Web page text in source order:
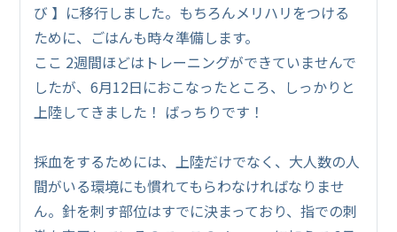
び 】に移行しました。もちろんメリハリをつける
ために、ごはんも時々準備します。
ここ 2週間ほどはトレーニングができていませんで
したが、6月12日におこなったところ、しっかりと
上陸してきました！ ばっちりです！
採血をするためには、上陸だけでなく、大人数の人
間がいる環境にも慣れてもらわなければなりませ
ん。針を刺す部位はすでに決まっており、指での刺